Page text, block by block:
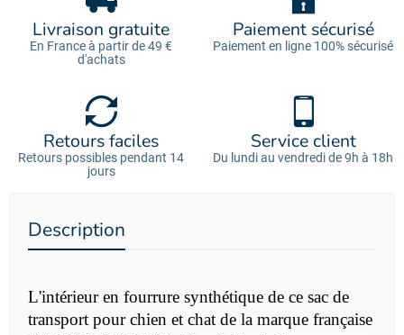
Livraison gratuite
En France à partir de 49 €
d'achats
Paiement sécurisé
Paiement en ligne 100% sécurisé
Retours faciles
Retours possibles pendant 14
jours
Service client
Du lundi au vendredi de 9h à 18h
Description
L'intérieur en fourrure synthétique de ce sac de
transport pour chien et chat de la marque française